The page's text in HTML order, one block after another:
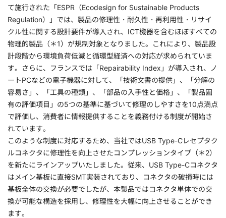
て施行された「ESPR（Ecodesign for Sustainable Products
Regulation）」では、製品の修理性・耐久性・再利用性・リサイ
クル性に関する設計要件が導入され、ICT機器を含むほぼすべての
物理的製品（＊1）が規制対象となりました。これにより、製品設
計段階から環境負荷低減と循環型経済への対応が求められていま
す。さらに、フランスでは「Repairability Index」が導入され、ノ
ートPCなどの電子機器に対して、「技術文書の提供」、「分解の
容易さ」、「工具の種類」、「部品の入手性と価格」、「製品固
有の評価項目」の5つの基準に基づいて修理のしやすさを10点満点
で評価し、消費者に情報提供することを義務付ける制度が開始さ
れています。
このような制度に対応するため、当社ではUSB Type-Cレセプタク
ルコネクタに修理性を向上させたコンプレッションタイプ（＊2）
を新たにラインアップいたしました。従来、USB Type-Cコネクタ
はメイン基板に直接SMT実装されており、コネクタの破損時には
基板全体の交換が必要でしたが、本製品ではコネクタ単体での交
換が可能な構造を採用し、修理性を大幅に向上させることができ
ます。